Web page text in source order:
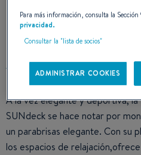
DISEÑO
A la vez elegante y deportiva,
SUNdeck se hace notar por
un parabrisas elegante. Con su
los espacios de
Para más información, consulta la
privacidad.
Consultar la "lista de socios"
ADMINISTRAR COOKIES